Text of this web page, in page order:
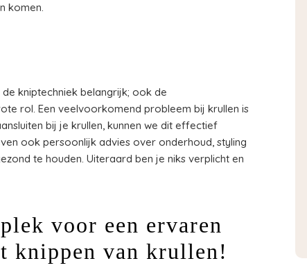
komen.
kniptechniek belangrijk; ook de
rol. Een veelvoorkomend probleem bij krullen is
bij je krullen, kunnen we dit effectief
ook persoonlijk advies over onderhoud, styling
te houden. Uiteraard ben je niks verplicht en
voor een ervaren
knippen van krullen!